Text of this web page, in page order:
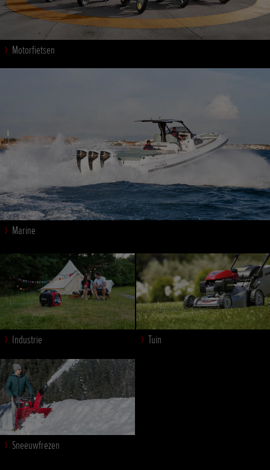
Motorfietsen
Marine
Industrie Tuin
Sneeuwfrezen